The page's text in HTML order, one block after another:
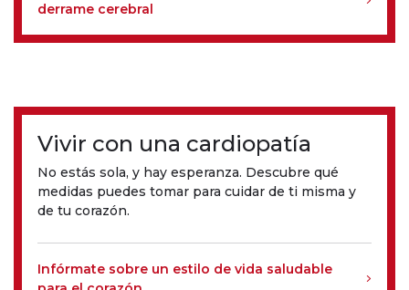
derrame cerebral
Vivir con una cardiopatía
No estás sola, y hay esperanza. Descubre qué
medidas puedes tomar para cuidar de ti misma y
de tu corazón.
Infórmate sobre un estilo de vida saludable